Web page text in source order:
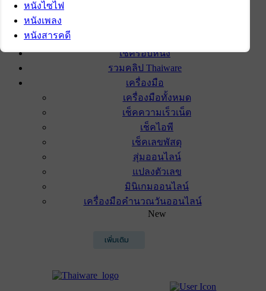
เช็ครอบหนัง
รวมคลิป Thaiware
เครื่องมือ
เครื่องมือทั้งหมด
เช็คความเร็วเน็ต
เช็คไอพี
เช็คเลขพัสดุ
สุ่มออนไลน์
แปลงตัวเลข
มินิเกมออนไลน์
เครื่องมือคำนวณวันออนไลน์
New
เพิ่มเติม
หนังไซไฟ
หนังเพลง
หนังสารคดี